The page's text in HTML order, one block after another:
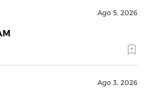
Ago 5, 2026
Ago 3, 2026